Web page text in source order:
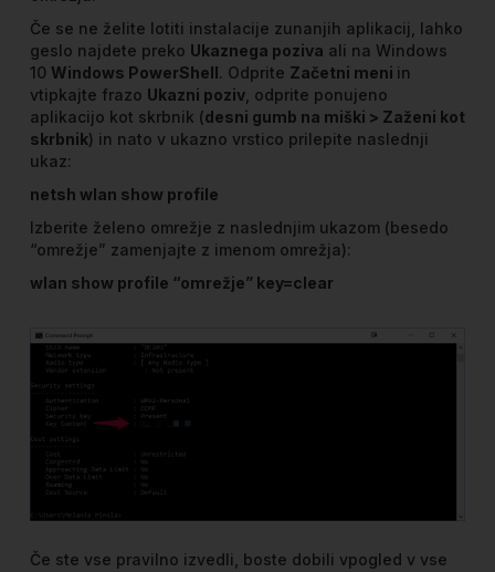
Če se ne želite lotiti instalacije zunanjih aplikacij, lahko
geslo najdete preko Ukaznega poziva ali na Windows
10 Windows PowerShell. Odprite Začetni meni in
vtipkajte frazo Ukazni poziv , odprite ponujeno
aplikacijo kot skrbnik (desni gumb na miški > Zaženi kot
skrbnik) in nato v ukazno vrstico prilepite naslednji
ukaz:
netsh wlan show profile
Izberite želeno omrežje z naslednjim ukazom (besedo
“omrežje” zamenjajte z imenom omrežja):
wlan show profile “omrežje” key=clear
Če ste vse pravilno izvedli, boste dobili vpogled v vse